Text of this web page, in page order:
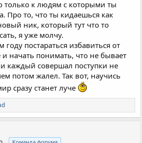
к людям с которыми ты
Про то, что ты кидаешься как
ник, который тут что то
я уже молчу.
постараться избавиться от
начать понимать, что не бывает
каждый совершал поступки не
потом жалел. Так вот, научись
сразу станет луче
Команда форума